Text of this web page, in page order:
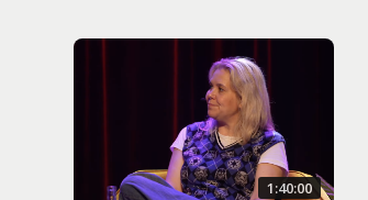
1:40:00